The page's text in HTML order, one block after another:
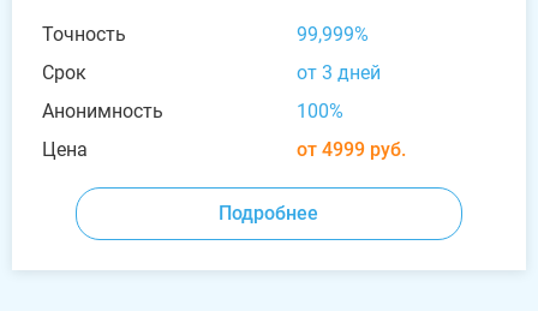
Точность
99,999%
Срок
от 3 дней
Анонимность
100%
Цена
от 4999 руб.
Подробнее